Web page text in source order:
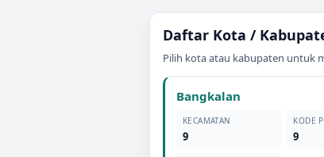
Daftar Kota /
Pilih kota atau kabupaten untuk
Bangkalan
KECAMATAN
9
KODE
9